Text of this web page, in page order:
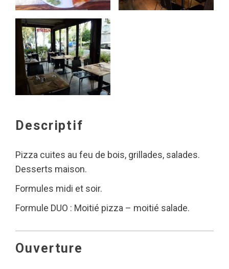
Descriptif
Pizza cuites au feu de bois, grillades, salades.
Desserts maison.
Formules midi et soir.
Formule DUO : Moitié pizza – moitié salade.
Ouverture